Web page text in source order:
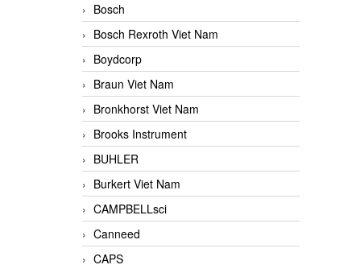
Bosch
Bosch Rexroth Viet Nam
Boydcorp
Braun Viet Nam
Bronkhorst Viet Nam
Brooks Instrument
BUHLER
Burkert Viet Nam
CAMPBELLsci
Canneed
CAPS